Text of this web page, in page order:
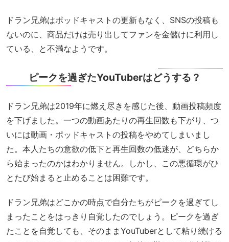
ドラン兄弟はポッドキャストの更新もなく、SNSの投稿も
ないのに、商品だけは売り出してファンを金儲けに利用し
ている、と不満なようです。
ピークを過ぎたYouTuberはどうする？
ドラン兄弟は2019年に燃え尽きを感じた後、動画投稿頻度
を下げました。一つの動画あたりの再生回数も下がり、つ
いには動画・ポッドキャストの投稿をやめてしまいまし
た。本人たちの意欲の低下と再生回数の低迷が、どちらか
ら始まったのかはわかりません。しかし、この悪循環がひ
とたび始まると止めることは困難です。
ドラン兄弟はどこかの時点で自分たちがピークを過ぎてし
まったことをはっきり自覚したのでしょう。ピークを過ぎ
たことを自覚しても、そのままYouTuberとして粘り続ける